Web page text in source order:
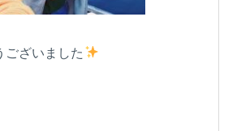
ございました